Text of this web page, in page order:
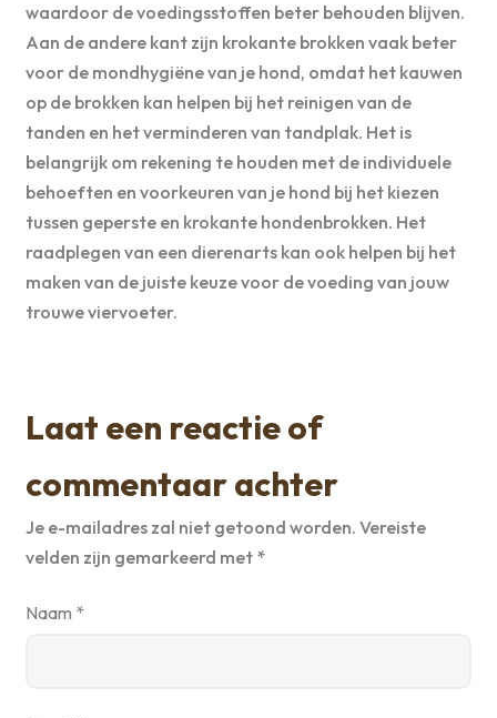
waardoor de voedingsstoffen beter behouden blijven.
Aan de andere kant zijn krokante brokken vaak beter
voor de mondhygiëne van je hond, omdat het kauwen
op de brokken kan helpen bij het reinigen van de
tanden en het verminderen van tandplak. Het is
belangrijk om rekening te houden met de individuele
behoeften en voorkeuren van je hond bij het kiezen
tussen geperste en krokante hondenbrokken. Het
raadplegen van een dierenarts kan ook helpen bij het
maken van de juiste keuze voor de voeding van jouw
trouwe viervoeter.
Laat een reactie of
commentaar achter
Je e-mailadres zal niet getoond worden. Vereiste
velden zijn gemarkeerd met *
Naam *